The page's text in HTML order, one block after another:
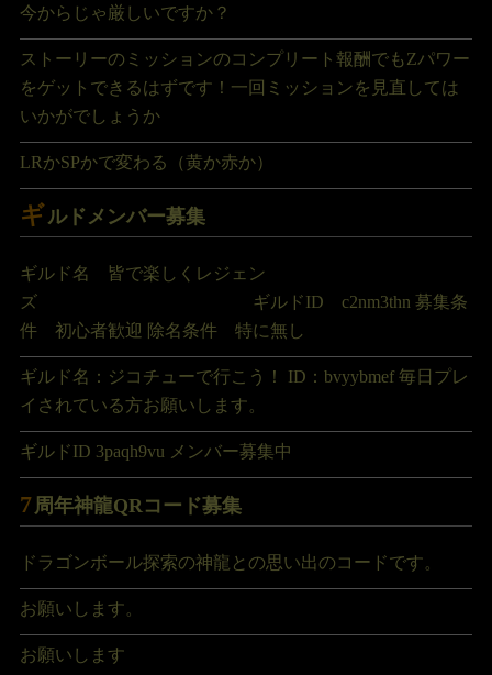
今からじゃ厳しいですか？
ストーリーのミッションのコンプリート報酬でもZパワー
をゲットできるはずです！一回ミッションを見直しては
いかがでしょうか
LRかSPかで変わる（黄か赤か）
ギ ルドメンバー募集
ギルド名 皆で楽しくレジェン
ズ ギルドID c2nm3thn 募集条
件 初心者歓迎 除名条件 特に無し
ギルド名：ジコチューで行こう！ ID：bvyybmef 毎日プレ
イされている方お願いします。
ギルドID 3paqh9vu メンバー募集中
7周年神龍QRコード募集
ドラゴンボール探索の神龍との思い出のコードです。
お願いします。
お願いします